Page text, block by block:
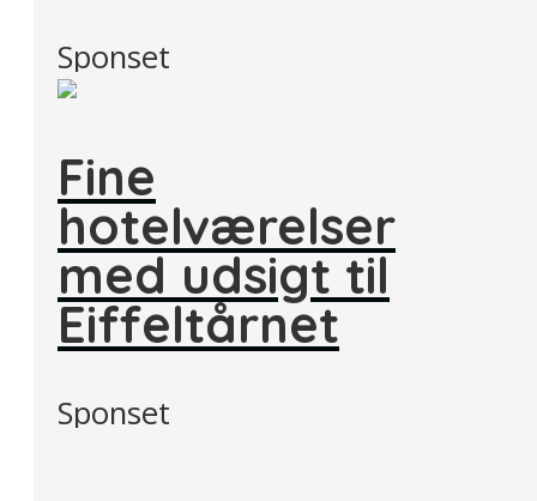
Sponset
Fine
hotelværelser
med udsigt til
Eiffeltårnet
Sponset